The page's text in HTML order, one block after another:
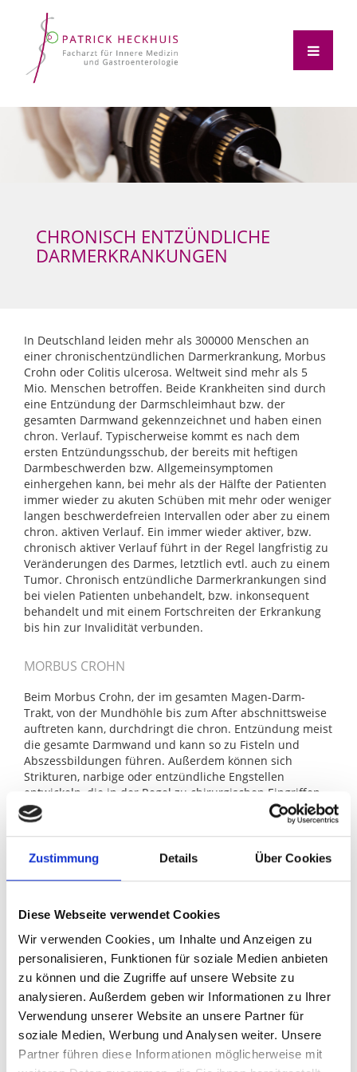
Zustimmung Details Über Cookies
Diese Webseite verwendet Cookies
Wir verwenden Cookies, um Inhalte und Anzeigen zu
personalisieren, Funktionen für soziale Medien anbieten
zu können und die Zugriffe auf unsere Website zu
analysieren. Außerdem geben wir Informationen zu Ihrer
Verwendung unserer Website an unsere Partner für
soziale Medien, Werbung und Analysen weiter. Unsere
Partner führen diese Informationen möglicherweise mit
CHRONISCH ENTZÜNDLICHE
DARMERKRANKUNGEN
In Deutschland leiden mehr als 300000 Menschen an
einer chronischentzündlichen Darmerkrankung, Morbus
Crohn oder Colitis ulcerosa. Weltweit sind mehr als 5
Mio. Menschen betroffen. Beide Krankheiten sind durch
eine Entzündung der Darmschleimhaut bzw. der
gesamten Darmwand gekennzeichnet und haben einen
chron. Verlauf. Typischerweise kommt es nach dem
ersten Entzündungsschub, der bereits mit heftigen
Darmbeschwerden bzw. Allgemeinsymptomen
einhergehen kann, bei mehr als der Hälfte der Patienten
immer wieder zu akuten Schüben mit mehr oder weniger
langen beschwerdefreien Intervallen oder aber zu einem
chron. aktiven Verlauf. Ein immer wieder aktiver, bzw.
chronisch aktiver Verlauf führt in der Regel langfristig zu
Veränderungen des Darmes, letztlich evtl. auch zu einem
Tumor. Chronisch entzündliche Darmerkrankungen sind
bei vielen Patienten unbehandelt, bzw. inkonsequent
behandelt und mit einem Fortschreiten der Erkrankung
bis hin zur Invalidität verbunden.
MORBUS CROHN
Beim Morbus Crohn, der im gesamten Magen-Darm-
Trakt, von der Mundhöhle bis zum After abschnittsweise
auftreten kann, durchdringt die chron. Entzündung meist
die gesamte Darmwand und kann so zu Fisteln und
Abszessbildungen führen. Außerdem können sich
Strikturen, narbige oder entzündliche Engstellen
entwickeln, die in der Regel zu chirurgischen Eingriffen
führen.
Die Colitis ulcerosa geht in der Regel vom Enddarm aus
bis zum Befall des gesamten Dickdarmes. Sie ist auf den
normalen Schleimhaut mit narbigen Verkürzungen,
Entwicklung von Polypen und letztlich Darmkrebs führen.
Symptome und Verlauf
Die Symptomatik beider Erkrankungen ist ähnlich,
charakteristisch sind neben allgemeinen
Krankheitszeichen wie Leistungsabfall, Müdigkeit,